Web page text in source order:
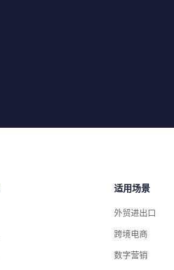
适用场景
外贸进出口
跨境电商
数字营销